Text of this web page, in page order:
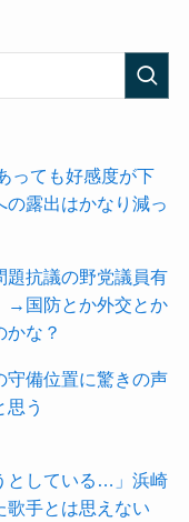
っても好感度が下
露出はかなり減っ
題抗議の野党議員有
→国防とか外交とか
かな？
守備位置に驚きの声
う
としている…」浜崎
手とは思えない